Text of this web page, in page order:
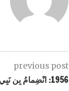
previous post
1956: انْضِمامُ بِن نَبِي إِلى جَبْهَةِ التَّحْرِيرِ الوَطَنِيِّ